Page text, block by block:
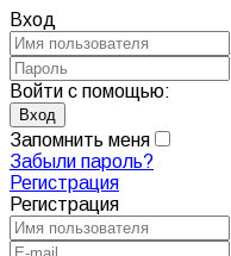
Вход
Войти с помощью:
Запомнить меня
Забыли пароль?
Регистрация
Регистрация